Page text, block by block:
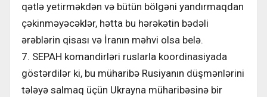
qətlə yetirməkdən və bütün bölgəni yandırmaqdan
çəkinməyəcəklər, hətta bu hərəkətin bədəli
ərəblərin qisası və İranın məhvi olsa belə.
7. SEPAH komandirləri ruslarla koordinasiyada
göstərdilər ki, bu müharibə Rusiyanın düşmənlərini
tələyə salmaq üçün Ukrayna müharibəsinə bir